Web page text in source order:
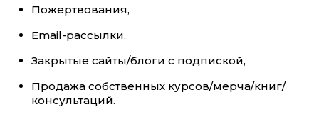
Пожертвования,
Email-рассылки,
Закрытые сайты/блоги с подпиской,
Продажа собственных курсов/мерча/книг/
консультаций.